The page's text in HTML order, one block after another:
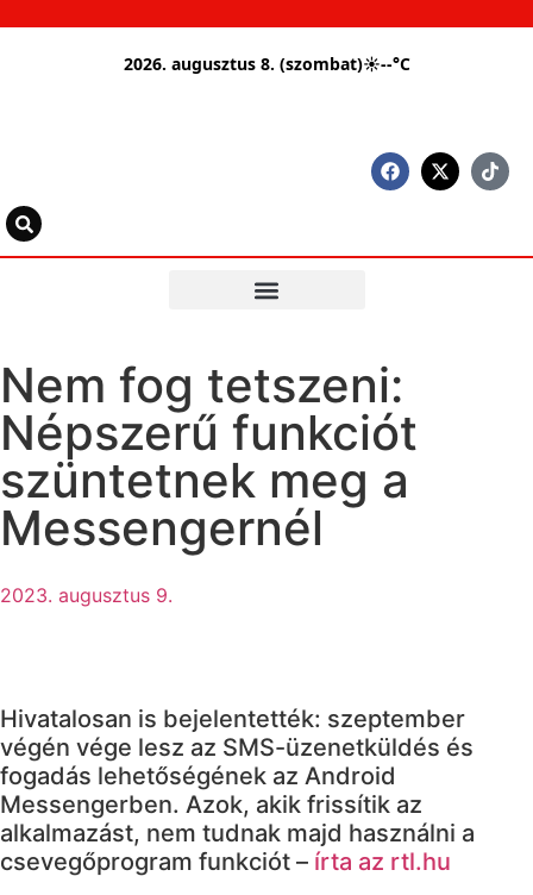
2026. augusztus 8. (szombat)☀--°C
Nem fog tetszeni:
Népszerű funkciót
szüntetnek meg a
Messengernél
2023. augusztus 9.
Hivatalosan is bejelentették: szeptember
végén vége lesz az SMS-üzenetküldés és
fogadás lehetőségének az Android
Messengerben. Azok, akik frissítik az
alkalmazást, nem tudnak majd használni a
csevegőprogram funkciót – írta az rtl.hu